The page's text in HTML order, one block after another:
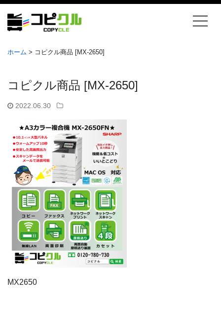
ホーム > コピクル商品 [MX-2650]
コピクル商品 [MX-2650]
2022.06.30
MX2650